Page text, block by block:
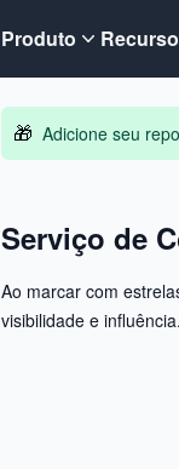
Produto
🎁 Adicione seu
Serviço de
Ao marcar com
visibilidade e influência.